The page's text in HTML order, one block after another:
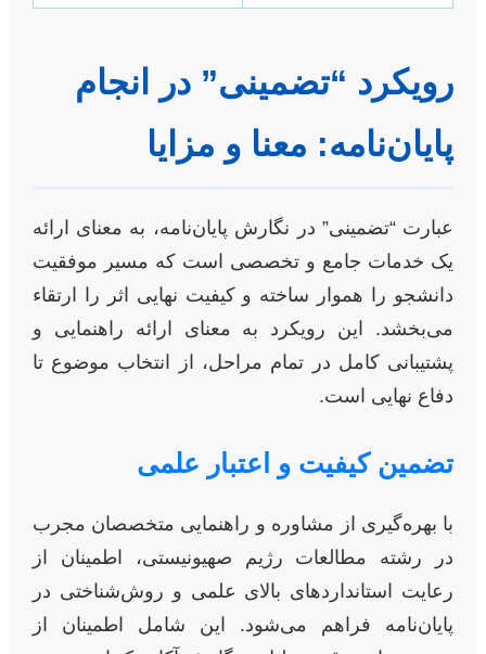
رویکرد “تضمینی” در انجام
پایان‌نامه: معنا و مزایا
عبارت “تضمینی” در نگارش پایان‌نامه، به معنای ارائه
یک خدمات جامع و تخصصی است که مسیر موفقیت
دانشجو را هموار ساخته و کیفیت نهایی اثر را ارتقاء
می‌بخشد. این رویکرد به معنای ارائه راهنمایی و
پشتیبانی کامل در تمام مراحل، از انتخاب موضوع تا
دفاع نهایی است.
تضمین کیفیت و اعتبار علمی
با بهره‌گیری از مشاوره و راهنمایی متخصصان مجرب
در رشته مطالعات رژیم صهیونیستی، اطمینان از
رعایت استانداردهای بالای علمی و روش‌شناختی در
پایان‌نامه فراهم می‌شود. این شامل اطمینان از